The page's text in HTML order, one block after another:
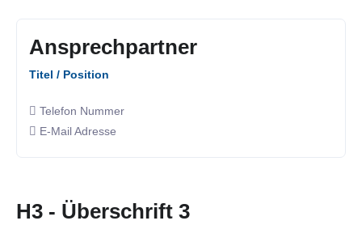
Ansprechpartner
Titel / Position
Telefon Nummer
E-Mail Adresse
H3 - Überschrift 3